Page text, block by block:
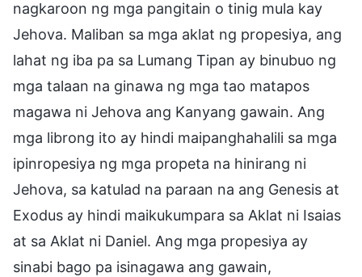
nagkaroon ng mga pangitain o tinig mula kay
Jehova. Maliban sa mga aklat ng propesiya, ang
lahat ng iba pa sa Lumang Tipan ay binubuo ng
mga talaan na ginawa ng mga tao matapos
magawa ni Jehova ang Kanyang gawain. Ang
mga librong ito ay hindi maipanghahalili sa mga
ipinropesiya ng mga propeta na hinirang ni
Jehova, sa katulad na paraan na ang Genesis at
Exodus ay hindi maikukumpara sa Aklat ni Isaias
at sa Aklat ni Daniel. Ang mga propesiya ay
sinabi bago pa isinagawa ang gawain,